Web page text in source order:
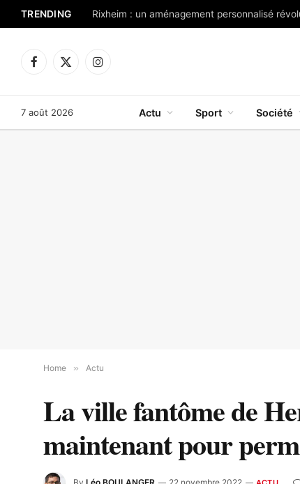
TRENDING Rixheim : un aménagement personnalisé
Facebook
X
Instagram
7 août 2026 Actu Sport Société
Home » Actu
La ville fantôme de
maintenant pour